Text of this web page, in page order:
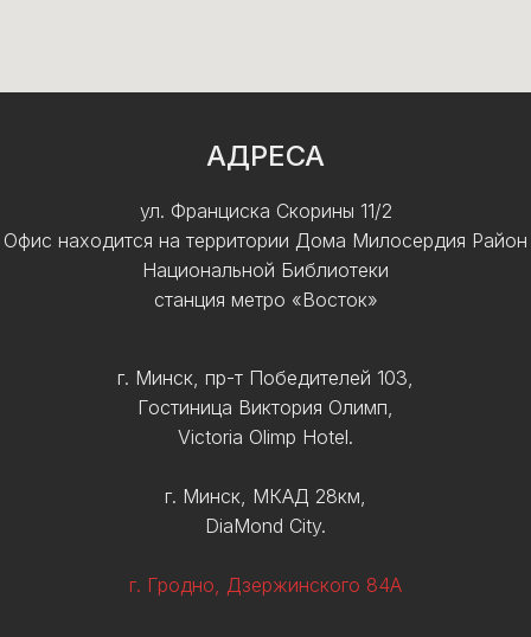
АДРЕСА
ул. Франциска Скорины 11/2
Офис находится на территории Дома Милосердия Район
Национальной Библиотеки
станция метро «Восток»
г. Минск, пр-т Победителей 103,
Гостиница Виктория Олимп,
Victoria Olimp Hotel.
г. Минск, МКАД 28км,
DiaMond City.
г. Гродно, Дзержинского 84А